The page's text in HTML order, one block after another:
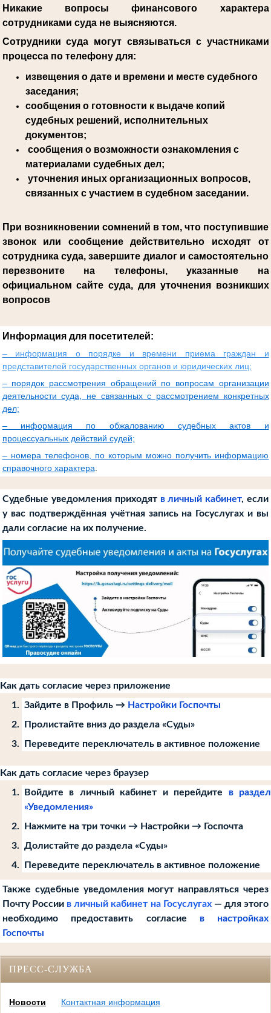
Никакие вопросы финансового характера
сотрудниками суда не выясняются.
Сотрудники суда могут связываться с участниками
процесса по телефону для:
извещения о дате и времени и месте судебного
заседания;
сообщения о готовности к выдаче копий
судебных решений, исполнительных
документов;
сообщения о возможности ознакомления с
материалами судебных дел;
уточнения иных организационных вопросов,
связанных с участием в судебном заседании.
При возникновении сомнений в том, что поступившие
звонок или сообщение действительно исходят от
сотрудника суда, завершите диалог и самостоятельно
перезвоните на телефоны, указанные на
официальном сайте суда, для уточнения возникших
вопросов
Информация для посетителей:
– информация о порядке и времени приема граждан и
представителей государственных органов и юридических лиц;
– порядок рассмотрения обращений по вопросам организации
деятельности суда, не связанных с рассмотрением конкретных
дел;
– информация по обжалованию судебных актов и
процессуальных действий судей;
– номера телефонов, по которым можно получить информацию
справочного характера
Судебные уведомления приходят в личный кабинет, если
у вас подтверждённая учётная запись на Госуслугах и вы
дали согласие на их получение.
Как дать согласие через приложение
Зайдите в Профиль → Настройки Госпочты
Пролистайте вниз до раздела «Суды»
Переведите переключатель в активное положение
Как дать согласие через браузер
Войдите в личный кабинет и перейдите в раздел
«Уведомления»
Нажмите на три точки → Настройки → Госпочта
Долистайте до раздела «Суды»
Переведите переключатель в активное положение
Также судебные уведомления могут направляться через
Почту России в личный кабинет на Госуслугах— для этого
необходимо предоставить согласие в настройках
Госпочты
ПРЕСС-СЛУЖБА
Новости
Контактная информация